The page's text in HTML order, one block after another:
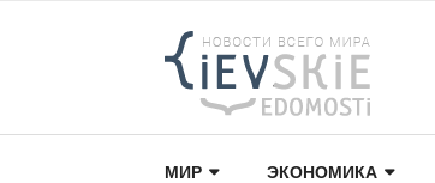
МИР ЭКОНОМИКА